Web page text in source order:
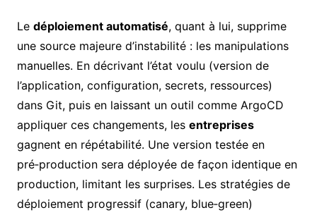
Le déploiement automatisé, quant à lui, supprime
une source majeure d’instabilité : les manipulations
manuelles. En décrivant l’état voulu (version de
l’application, configuration, secrets, ressources)
dans Git, puis en laissant un outil comme ArgoCD
appliquer ces changements, les entreprises
gagnent en répétabilité. Une version testée en
pré‑production sera déployée de façon identique en
production, limitant les surprises. Les stratégies de
déploiement progressif (canary, blue‑green)